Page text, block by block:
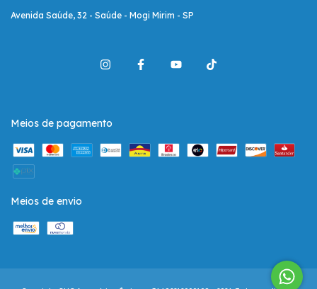
Avenida Saúde, 32 - Saúde - Mogi Mirim - SP
Meios de pagamento
Meios de envio